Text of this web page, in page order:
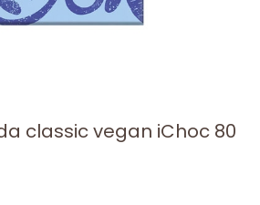
classic vegan iChoc 80